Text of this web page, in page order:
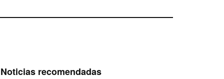
Noticias recomendadas